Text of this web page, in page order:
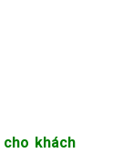
khách